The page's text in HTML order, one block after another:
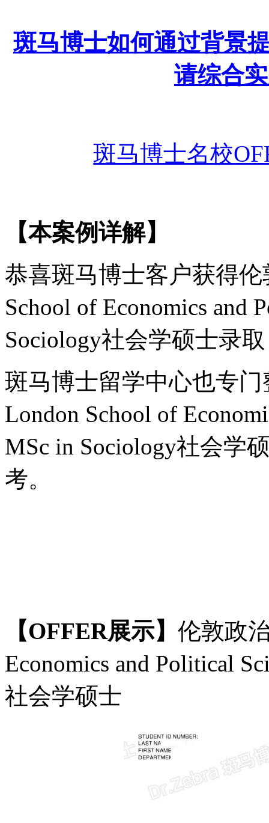
斑马博士如何通过背景
请综合
斑马博士名校
【本案例详解】
恭喜斑马博士客户获得伦
School of Economics and
Sociology社会学硕士录
斑马博士留学中心也专门
London School of
MSc in Sociology社会学
考。
【OFFER展示】 伦敦政
Economics and Political
社会学硕士